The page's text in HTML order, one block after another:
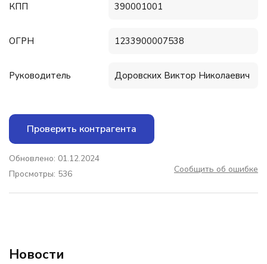
КПП 390001001
ОГРН 1233900007538
Руководитель Доровских Виктор Николаевич
Проверить контрагента
Обновлено: 01.12.2024
Просмотры: 536
Сообщить об ошибке
Новости